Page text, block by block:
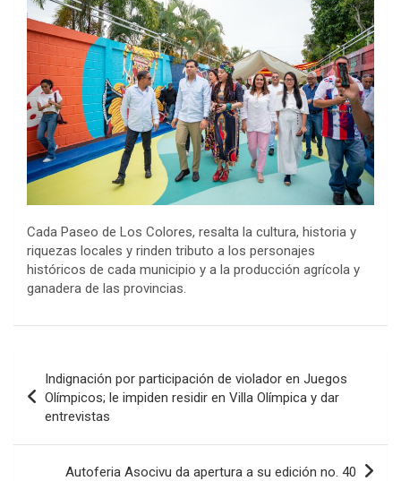
Cada Paseo de Los Colores, resalta la cultura, historia y
riquezas locales y rinden tributo a los personajes
históricos de cada municipio y a la producción agrícola y
ganadera de las provincias.
de
entradas
Indignación por participación de violador en Juegos
Olímpicos; le impiden residir en Villa Olímpica y dar
entrevistas
Autoferia Asocivu da apertura a su edición no. 40